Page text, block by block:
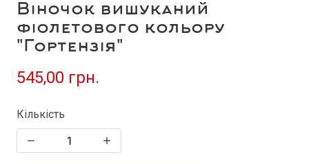
Віночок вишуканий
фіолетового кольору
"Гортензія"
545,00 грн.
Кількість